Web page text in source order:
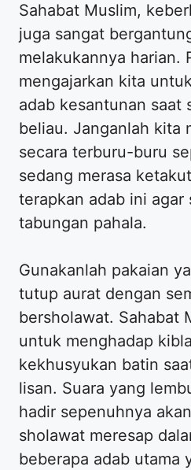
Sahabat Muslim,
juga sangat
melakukannya harian.
mengajarkan kita
adab kesantunan saat
beliau. Janganlah kita
secara terburu-buru
sedang merasa
terapkan adab ini agar
tabungan pahala.
Gunakanlah pakaian
tutup aurat dengan
bersholawat. Sahabat
untuk menghadap
kekhusyukan batin
lisan. Suara yang
hadir sepenuhnya
sholawat meresap
beberapa adab utama